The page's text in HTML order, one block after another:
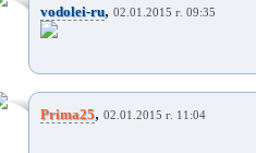
vodolei-ru, 02.01.2015 г. 09:35
Prima25, 02.01.2015 г. 11:04